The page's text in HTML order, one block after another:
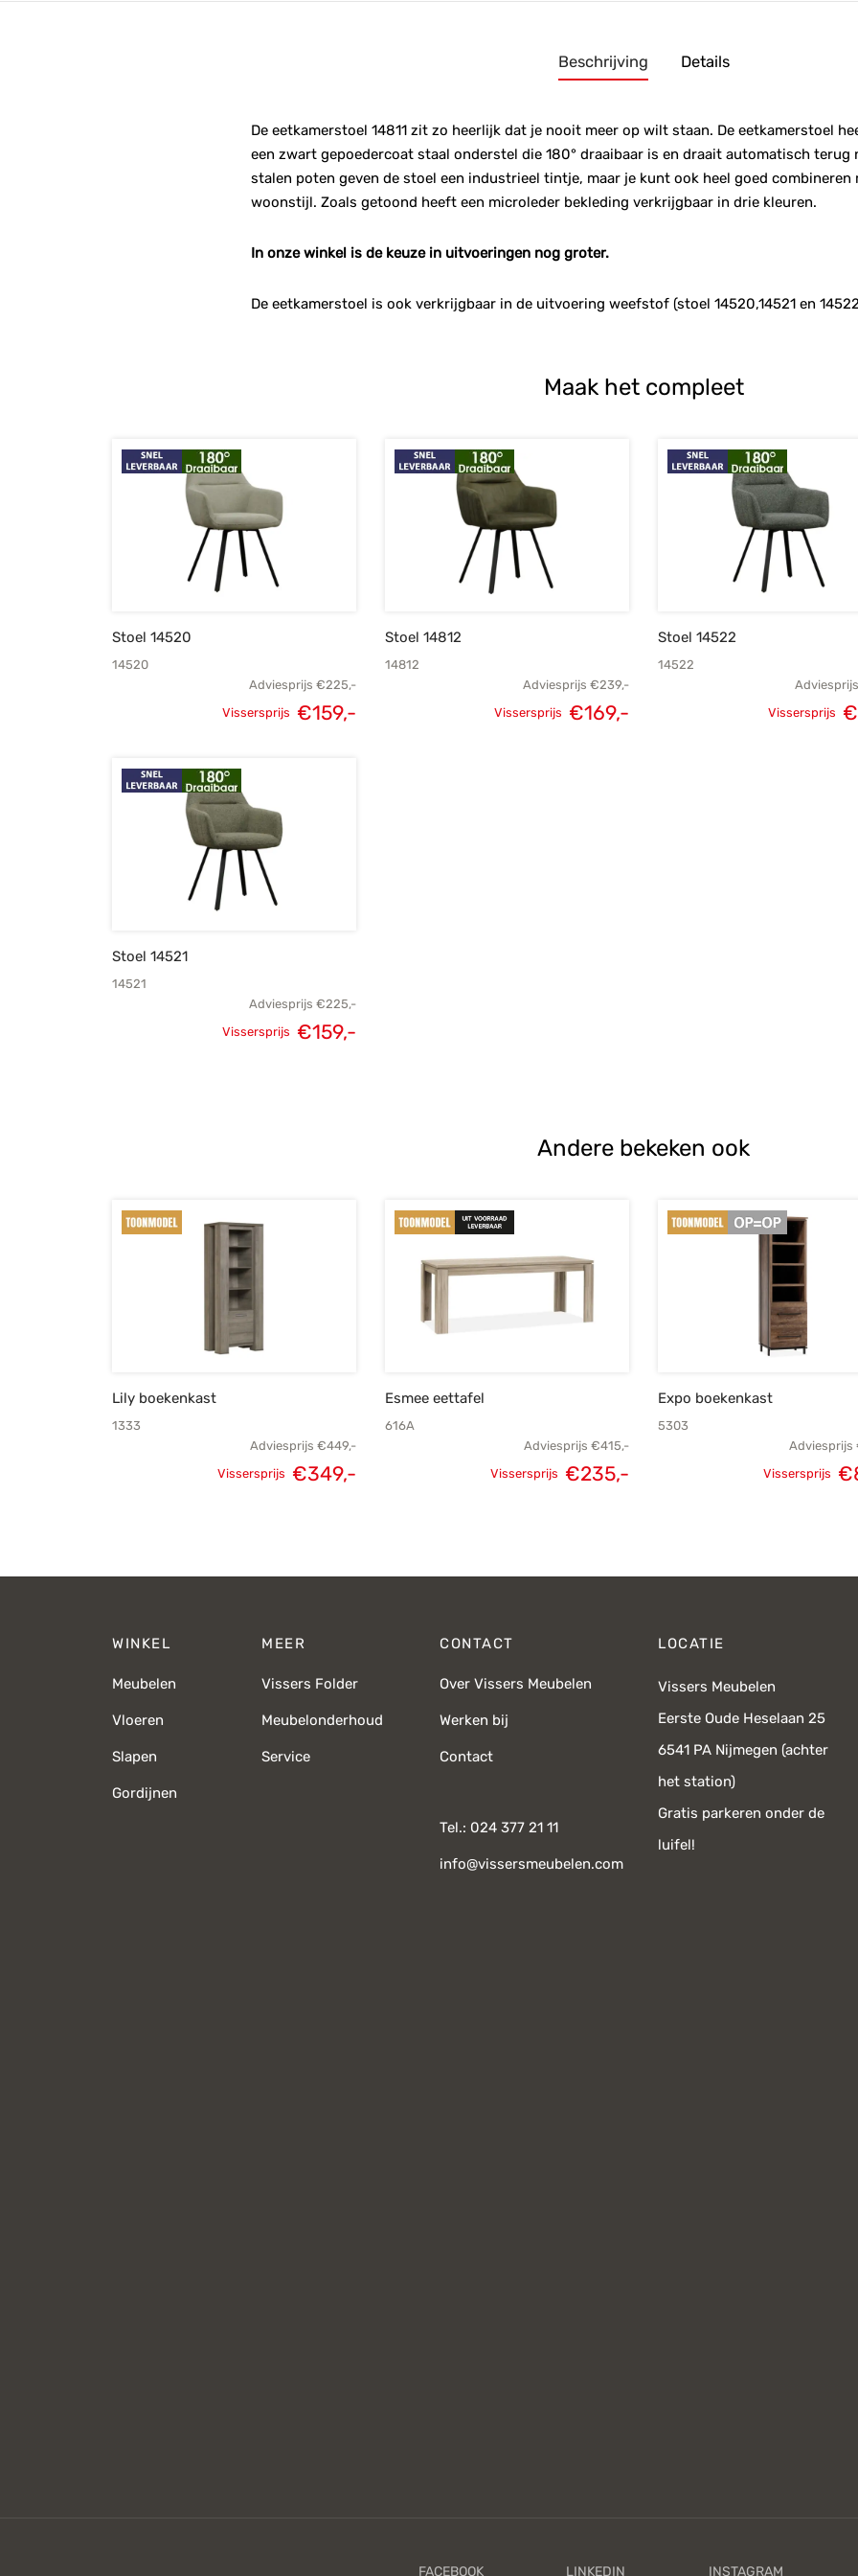
Beschrijving Details
De eetkamerstoel 14811 zit zo heerlijk dat je nooit meer op wilt staan. De eetkamerstoel
een zwart gepoedercoat staal onderstel die 180° draaibaar is en draait automatisch terug
stalen poten geven de stoel een industrieel tintje, maar je kunt ook heel goed combineren
woonstijl. Zoals getoond heeft een microleder bekleding verkrijgbaar in drie kleuren.
In onze winkel is de keuze in uitvoeringen nog groter.
De eetkamerstoel is ook verkrijgbaar in de uitvoering weefstof (stoel 14520,14521 en
Maak het compleet
Stoel 14520
14520
Adviesprijs €225,-
Vissersprijs €159,-
Stoel 14812
14812
Adviesprijs €239,-
Vissersprijs €169,-
Stoel 14522
14522
Adviesprijs
Vissersprijs €
Stoel 14521
14521
Adviesprijs €225,-
Vissersprijs €159,-
Andere bekeken ook
Lily boekenkast
1333
Adviesprijs €449,-
Vissersprijs €349,-
Esmee eettafel
616A
Adviesprijs €415,-
Vissersprijs €235,-
Expo boekenkast
5303
Adviesprijs
Vissersprijs €
WINKEL
Meubelen
Vloeren
Slapen
Gordijnen
MEER
Vissers Folder
Meubelonderhoud
Service
CONTACT
Over Vissers Meubelen
Werken bij
Contact
Tel.: 024 377 21 11
info@vissersmeubelen.com
LOCATIE
Vissers Meubelen
Eerste Oude Heselaan 25
6541 PA Nijmegen (achter
het station)
Gratis parkeren onder de
luifel!